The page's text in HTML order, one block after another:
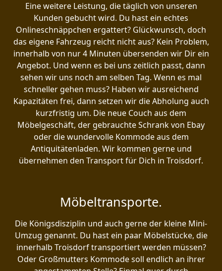
Eine weitere Leistung, die täglich von unseren
Kunden gebucht wird. Du hast ein echtes
Onlineschnäppchen ergattert? Glückwunsch, doch
das eigene Fahrzeug reicht nicht aus? Kein Problem,
innerhalb von nur 4 Minuten übersenden wir Dir ein
Angebot. Und wenn es bei uns zeitlich passt, dann
sehen wir uns noch am selben Tag. Wenn es mal
schneller gehen muss? Haben wir ausreichend
Kapazitäten frei, dann setzen wir die Abholung auch
kurzfristig um. Die neue Couch aus dem
Möbelgeschäft, der gebrauchte Schrank von Ebay
oder die wundervolle Kommode aus dem
Antiquitätenladen. Wir kommen gerne und
übernehmen den Transport für Dich in Troisdorf.
Möbeltransporte.
Die Königsdisziplin und auch gerne der kleine Mini-
Umzug genannt. Du hast ein paar Möbelstücke, die
innerhalb Troisdorf transportiert werden müssen?
Oder Großmutters Kommode soll endlich an ihrer